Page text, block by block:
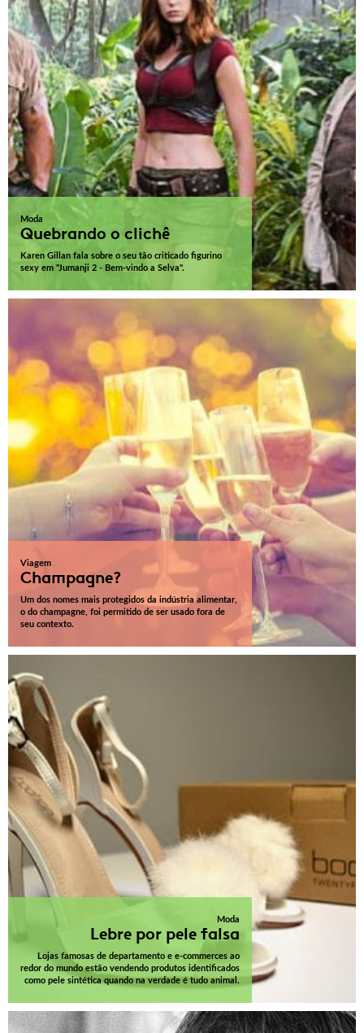
Moda
Quebrando o clichê
Karen Gillan fala sobre o seu tão criticado figurino
sexy em "Jumanji 2 - Bem-vindo a Selva".
Viagem
Champagne?
Um dos nomes mais protegidos da indústria alimentar,
o do champagne, foi permitido de ser usado fora de
seu contexto.
Moda
Lebre por pele falsa
Lojas famosas de departamento e e-commerces ao
redor do mundo estão vendendo produtos identificados
como pele sintética quando na verdade é tudo animal.